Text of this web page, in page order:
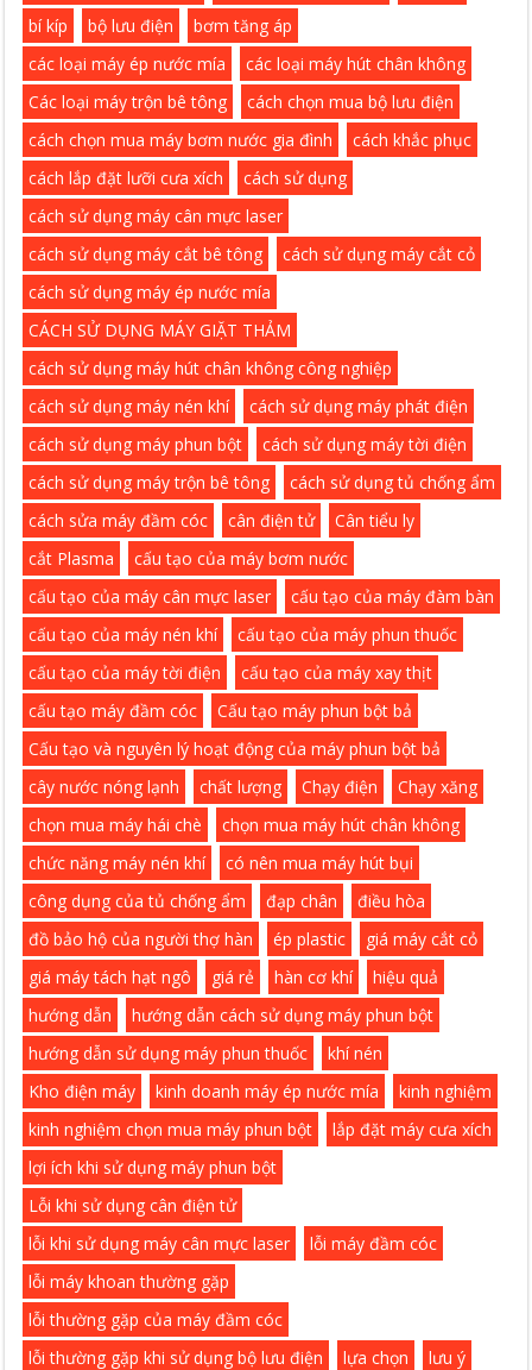
bí kíp
bộ lưu điện
bơm tăng áp
các loại máy ép nước mía
các loại máy hút chân không
Các loại máy trộn bê tông
cách chọn mua bộ lưu điện
cách chọn mua máy bơm nước gia đình
cách khắc phục
cách lắp đặt lưỡi cưa xích
cách sử dụng
cách sử dụng máy cân mực laser
cách sử dụng máy cắt bê tông
cách sử dụng máy cắt cỏ
cách sử dụng máy ép nước mía
CÁCH SỬ DỤNG MÁY GIẶT THẢM
cách sử dụng máy hút chân không công nghiệp
cách sử dụng máy nén khí
cách sử dụng máy phát điện
cách sử dụng máy phun bột
cách sử dụng máy tời điện
cách sử dụng máy trộn bê tông
cách sử dụng tủ chống ẩm
cách sửa máy đầm cóc
cân điện tử
Cân tiểu ly
cắt Plasma
cấu tạo của máy bơm nước
cấu tạo của máy cân mực laser
cấu tạo của máy đàm bàn
cấu tạo của máy nén khí
cấu tạo của máy phun thuốc
cấu tạo của máy tời điện
cấu tạo của máy xay thịt
cấu tạo máy đầm cóc
Cấu tạo máy phun bột bả
Cấu tạo và nguyên lý hoạt động của máy phun bột bả
cây nước nóng lạnh
chất lượng Chạy điện
Chạy xăng
chọn mua máy hái chè
chọn mua máy hút chân không
chức năng máy nén khí
có nên mua máy hút bụi
công dụng của tủ chống ẩm
đạp chân
điều hòa
đồ bảo hộ của người thợ hàn
ép plastic
giá máy cắt cỏ
giá máy tách hạt ngô
giá rẻ hàn cơ khí
hiệu quả
hướng dẫn
hướng dẫn cách sử dụng máy phun bột
hướng dẫn sử dụng máy phun thuốc
khí nén
Kho điện máy
kinh doanh máy ép nước mía
kinh nghiệm
kinh nghiệm chọn mua máy phun bột
lắp đặt máy cưa xích
lợi ích khi sử dụng máy phun bột
Lỗi khi sử dụng cân điện tử
lỗi khi sử dụng máy cân mực laser
lỗi máy đầm cóc
lỗi máy khoan thường gặp
lỗi thường gặp của máy đầm cóc
lỗi thường gặp khi sử dụng bộ lưu điện
lựa chọn
lưu ý